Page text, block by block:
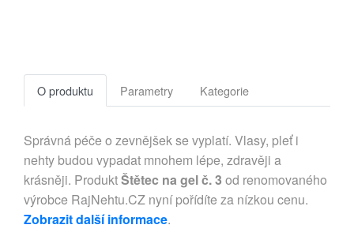
O produktu Parametry Kategorie
Správná péče o zevnějšek se vyplatí. Vlasy, pleť i
nehty budou vypadat mnohem lépe, zdravěji a
krásněji. ProduktŠtětec na gel č. 3od renomovaného
výrobce RajNehtu.CZ nyní pořídíte za nízkou cenu.
Zobrazit další informace.